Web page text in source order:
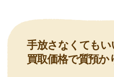
手放さなくてもい
買取価格で質預か